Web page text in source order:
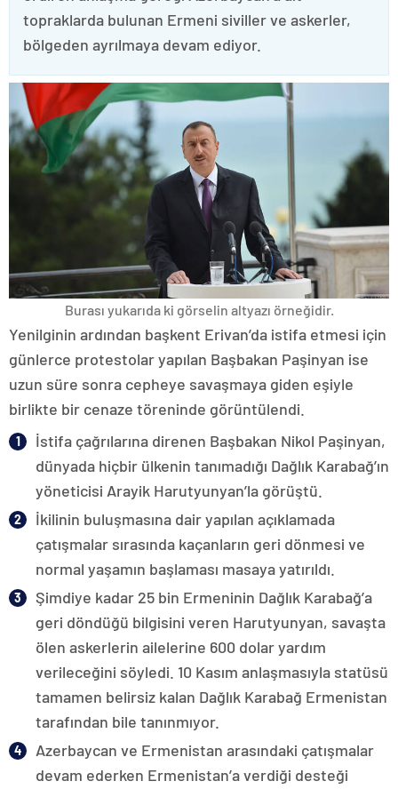
topraklarda bulunan Ermeni siviller ve askerler,
bölgeden ayrılmaya devam ediyor.
Burası yukarıda ki görselin altyazı örneğidir.
Yenilginin ardından başkent Erivan’da istifa etmesi için
günlerce protestolar yapılan Başbakan Paşinyan ise
uzun süre sonra cepheye savaşmaya giden eşiyle
birlikte bir cenaze töreninde görüntülendi.
İstifa çağrılarına direnen Başbakan Nikol Paşinyan,
dünyada hiçbir ülkenin tanımadığı Dağlık Karabağ’ın
yöneticisi Arayik Harutyunyan’la görüştü.
İkilinin buluşmasına dair yapılan açıklamada
çatışmalar sırasında kaçanların geri dönmesi ve
normal yaşamın başlaması masaya yatırıldı.
Şimdiye kadar 25 bin Ermeninin Dağlık Karabağ’a
geri döndüğü bilgisini veren Harutyunyan, savaşta
ölen askerlerin ailelerine 600 dolar yardım
verileceğini söyledi. 10 Kasım anlaşmasıyla statüsü
tamamen belirsiz kalan Dağlık Karabağ Ermenistan
tarafından bile tanınmıyor.
Azerbaycan ve Ermenistan arasındaki çatışmalar
devam ederken Ermenistan’a verdiği desteği